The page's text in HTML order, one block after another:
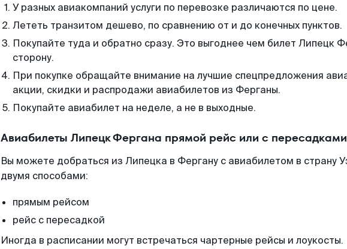
У разных авиакомпаний услуги по перевозке различаются по цене.
Лететь транзитом дешево, по сравнению от и до конечных пунктов.
Покупайте туда и обратно сразу. Это выгоднее чем билет Липецк
сторону.
При покупке обращайте внимание на лучшие спецпредложения
акции, скидки и распродажи авиабилетов из Ферганы.
Покупайте авиабилет на неделе, а не в выходные.
Авиабилеты Липецк Фергана прямой рейс или с пересадками
Вы можете добраться из Липецка в Фергану с авиабилетом в страну
двумя способами:
прямым рейсом
рейс с пересадкой
Иногда в расписании могут встречаться чартерные рейсы и лоукосты.